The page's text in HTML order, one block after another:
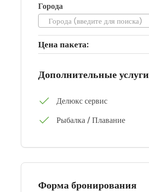
Города
Города (введите для поиска)
Цена пакета:
Дополнительные услуги
Делюкс сервис
Рыбалка / Плавание
Форма бронирования